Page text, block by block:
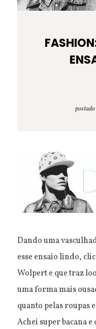
Dando uma
esse ensaio lindo,
Wolpert e que traz
uma forma mais
quanto pelas roupas
Achei super bacana